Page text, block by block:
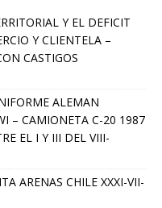
Y EL DEFICIT
Y CLIENTELA –
CASTIGOS
ALEMAN
– CAMIONETA C-20 1987
EL I Y III DEL VIII-
ARENAS CHILE XXXI-VII-